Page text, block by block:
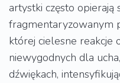
artystki często opierają
fragmentaryzowanym
której cielesne reakcje
niewygodnych dla
dźwiękach,